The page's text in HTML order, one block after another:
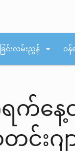
ြင်းလမ်းညွှန် arrow_drop_down ဝန်
)ရက်န
င်းဂ